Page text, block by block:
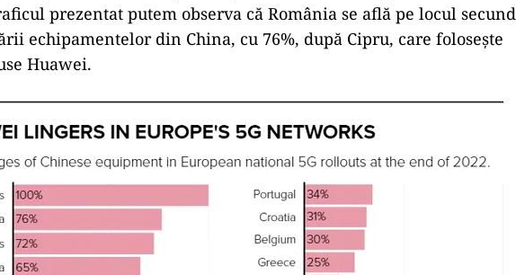
prezentat putem observa că România se află pe locul secund
echipamentelor din China, cu 76%, după Cipru, care folosește
Huawei.